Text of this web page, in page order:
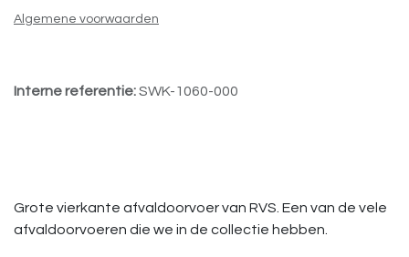
Algemene voorwaarden
Interne referentie:SWK-1060-000
Grote vierkante afvaldoorvoer van RVS. Een van de vele
afvaldoorvoeren die we in de collectie hebben.